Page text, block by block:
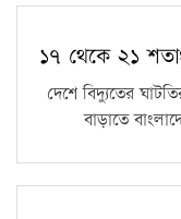
১৭ থেকে ২১
দেশে বিদ্যুতের
বাড়াতে